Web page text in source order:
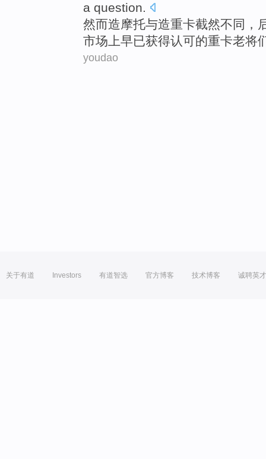
a question.
然而造摩托与造重卡截然不同，
市场 上早已获得认可的重卡老将
youdao
关于有道 Investors 有道智选 官方博客 技术博客 诚聘英才